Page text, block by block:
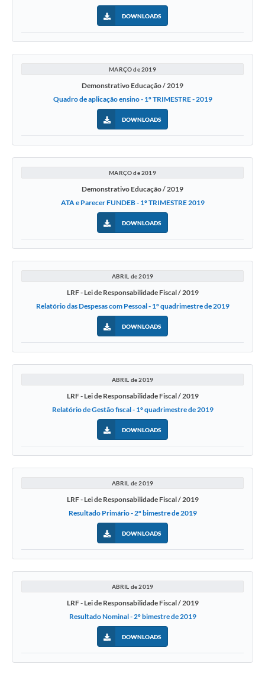
DOWNLOADS
MARÇO de 2019
Demonstrativo Educação / 2019
Quadro de aplicação ensino - 1º TRIMESTRE - 2019
DOWNLOADS
MARÇO de 2019
Demonstrativo Educação / 2019
ATA e Parecer FUNDEB - 1º TRIMESTRE 2019
DOWNLOADS
ABRIL de 2019
LRF - Lei de Responsabilidade Fiscal / 2019
Relatório das Despesas com Pessoal - 1º quadrimestre de 2019
DOWNLOADS
ABRIL de 2019
LRF - Lei de Responsabilidade Fiscal / 2019
Relatório de Gestão fiscal - 1º quadrimestre de 2019
DOWNLOADS
ABRIL de 2019
LRF - Lei de Responsabilidade Fiscal / 2019
Resultado Primário - 2º bimestre de 2019
DOWNLOADS
ABRIL de 2019
LRF - Lei de Responsabilidade Fiscal / 2019
Resultado Nominal - 2º bimestre de 2019
DOWNLOADS